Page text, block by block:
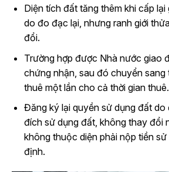
Diện tích đất tăng thêm khi cấp
do đo đạc lại, nhưng ranh giới
đổi.
Trường hợp được Nhà nước giao
chứng nhận, sau đó chuyển sang
thuê một lần cho cả thời gian thuê.
Đăng ký lại quyền sử dụng đất
đích sử dụng đất, không thay đổi
không thuộc diện phải nộp tiền
định.